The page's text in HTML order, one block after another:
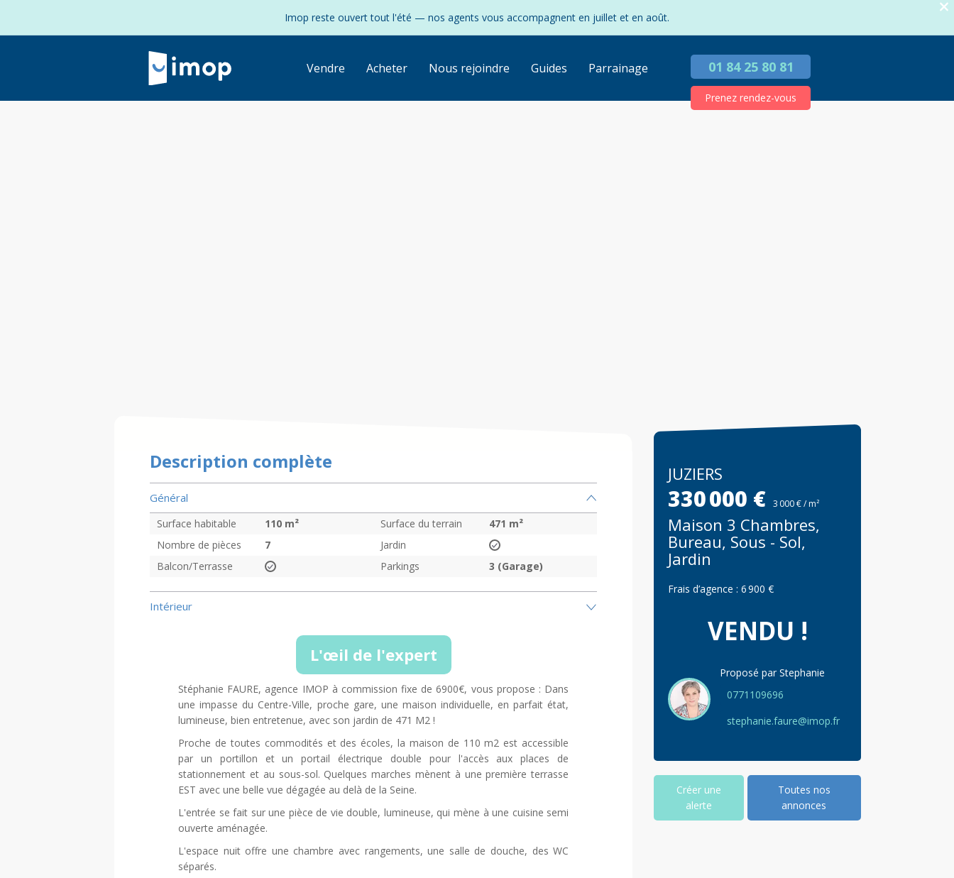
Imop reste ouvert tout l'été — nos agents vous accompagnent en juillet et en août.
Vendre Acheter Nous rejoindre Guides Parrainage 01 84 25 80 81
Prenez rendez-vous
Description complète
Général
Surface habitable 110 m² Surface du terrain 471 m²
Nombre de pièces
7
Jardin
Balcon/Terrasse
Parkings 3 (Garage)
Intérieur
L'œil de l'expert
Stéphanie FAURE, agence IMOP à commission fixe de 6900€, vous propose : Dans
une impasse du Centre-Ville, proche gare, une maison individuelle, en parfait état,
lumineuse, bien entretenue, avec son jardin de 471 M2 !
Proche de toutes commodités et des écoles, la maison de 110 m2 est accessible
par un portillon et un portail électrique double pour l'accès aux places de
stationnement et au sous-sol. Quelques marches mènent à une première terrasse
EST avec une belle vue dégagée au delà de la Seine.
L'entrée se fait sur une pièce de vie double, lumineuse, qui mène à une cuisine semi
ouverte aménagée.
L'espace nuit offre une chambre avec rangements, une salle de douche, des WC
séparés.
JUZIERS
330 000 € 3 000 € / m²
Maison 3 Chambres,
Bureau, Sous - Sol,
Jardin
Frais d’agence :6 900 €
VENDU !
Proposé parStephanie
0771109696
stephanie.faure@imop.fr
Créer une
alerte
Toutes nos
annonces